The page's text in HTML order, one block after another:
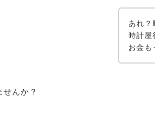
あれ？
時計屋
お金
せんか？